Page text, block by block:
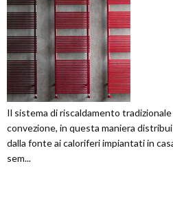
Il sistema di riscaldamento
convezione, in questa maniera
dalla fonte ai caloriferi impiantati in
sem...